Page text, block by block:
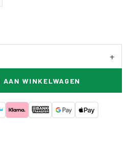
AAN WINKELWAGEN